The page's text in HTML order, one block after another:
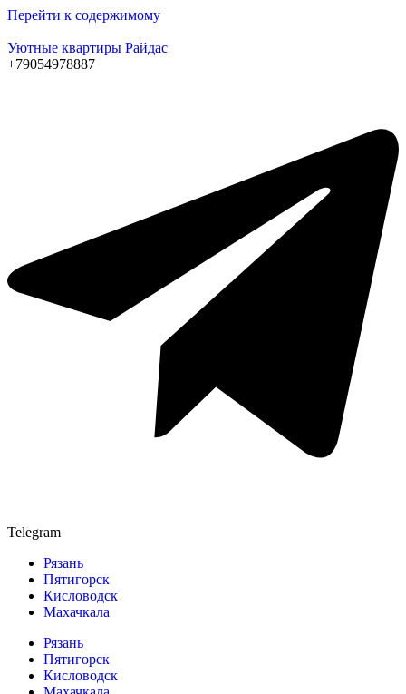
Перейти к содержимому
Уютные квартиры Райдас
+79054978887
Telegram
Рязань
Пятигорск
Кисловодск
Махачкала
Рязань
Пятигорск
Кисловодск